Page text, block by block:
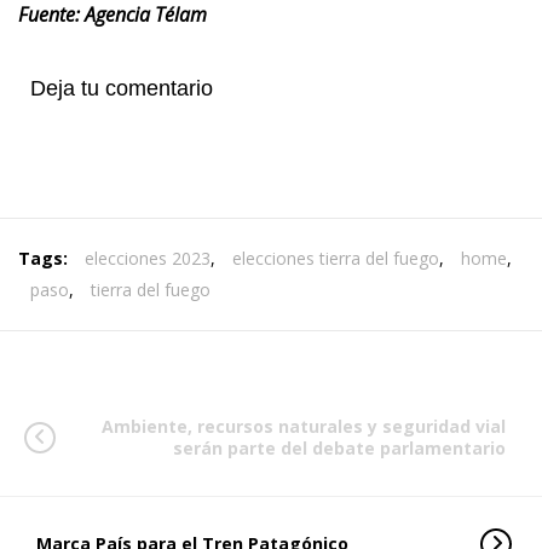
Fuente: Agencia Télam
Deja tu comentario
Tags: elecciones 2023, elecciones tierra del fuego, home,
paso, tierra del fuego
Ambiente, recursos naturales y seguridad vial
serán parte del debate parlamentario
Marca País para el Tren Patagónico